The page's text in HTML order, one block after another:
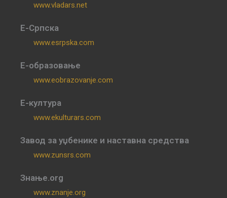
www.vladars.net
Е-Српска
www.esrpska.com
Е-образовање
www.eobrazovanje.com
Е-култура
www.ekulturars.com
Завод за уџбенике и наставна средства
www.zunsrs.com
Знање.org
www.znanje.org